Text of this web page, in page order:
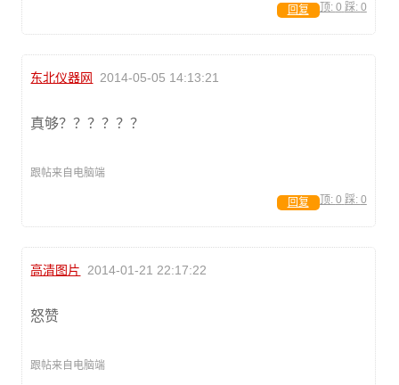
顶: 0 踩: 0
回复
东北仪器网 2014-05-05 14:13:21
真够？？？？？？
跟帖来自电脑端
顶: 0 踩: 0
回复
高清图片 2014-01-21 22:17:22
怒赞
跟帖来自电脑端